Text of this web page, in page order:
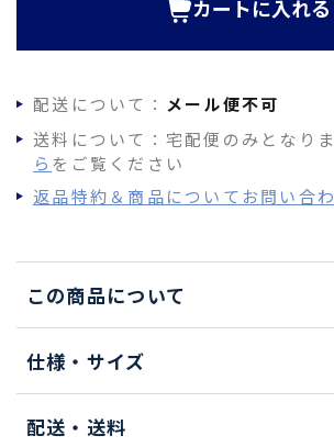
カートに入れる
配送について： メール便不可
送料について：宅配便のみとなりま
ら をご覧ください
返品特約＆商品についてお問い合
この商品について
仕様・サイズ
配送・送料